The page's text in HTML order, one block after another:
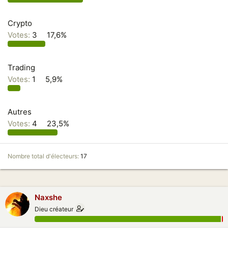
Crypto
Votes: 3 17,6%
Trading
Votes: 1 5,9%
Autres
Votes: 4 23,5%
Nombre total d'électeurs 17
Naxshe
Dieu créateur